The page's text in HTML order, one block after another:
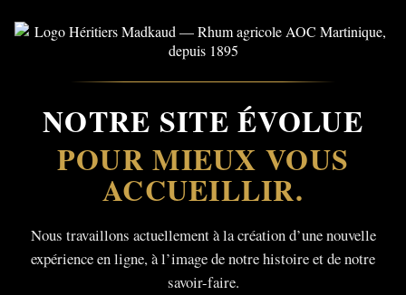
NOTRE SITE ÉVOLUE
POUR MIEUX VOUS
ACCUEILLIR.
Nous travaillons actuellement à la création d’une nouvelle
expérience en ligne, à l’image de notre histoire et de notre
savoir-faire.